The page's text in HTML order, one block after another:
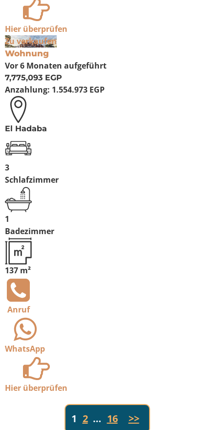
Hier überprüfen
Zu verkaufen
Wohnung
Vor 6 Monaten aufgeführt
7,775,093 EGP
Anzahlung: 1.554.973 EGP
El Hadaba
3
Schlafzimmer
1
Badezimmer
137 m²
Anruf
WhatsApp
Hier überprüfen
1 2 … 16 >>